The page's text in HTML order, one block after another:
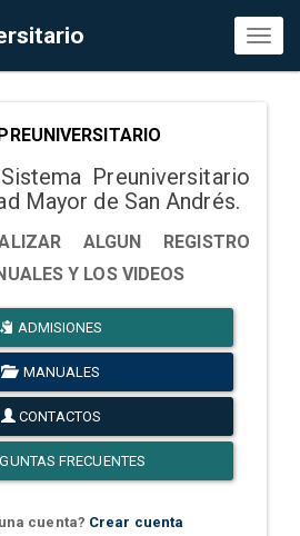
Preuniversitario
Mayor de San Andrés.
ALGUN REGISTRO
Y LOS VIDEOS
ADMISIONES
MANUALES
CONTACTOS
FRECUENTES
cuenta? Crear cuenta